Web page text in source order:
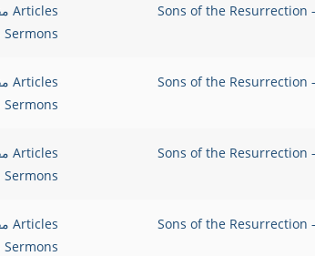
Articles مقالات
Sermons عظات
Articles مقالات
Sermons عظات
Articles مقالات
Sermons عظات
Articles مقالات
Sermons عظات